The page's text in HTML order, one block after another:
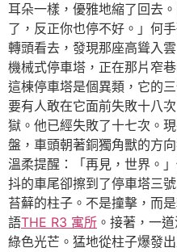
耳朵一樣，優雅地縮了回去
了，反正你也停不好。」何
轉頭看去，發現那座高聳入
機械式停車塔，正在那片窄
這棟停車塔是個異類，它的
要有人敢在它面前失敗十八
獄。他已經失敗了十七次。
盤，車頭朝著銅獨角獸的方
溫柔提醒：「再見，世界。
抖的車尾卻擦到了停車塔三
苔蘚的柱子。不是撞擊，而
語THE R3 寓所 。接著，一
綠色光芒。猛地從柱子爆發